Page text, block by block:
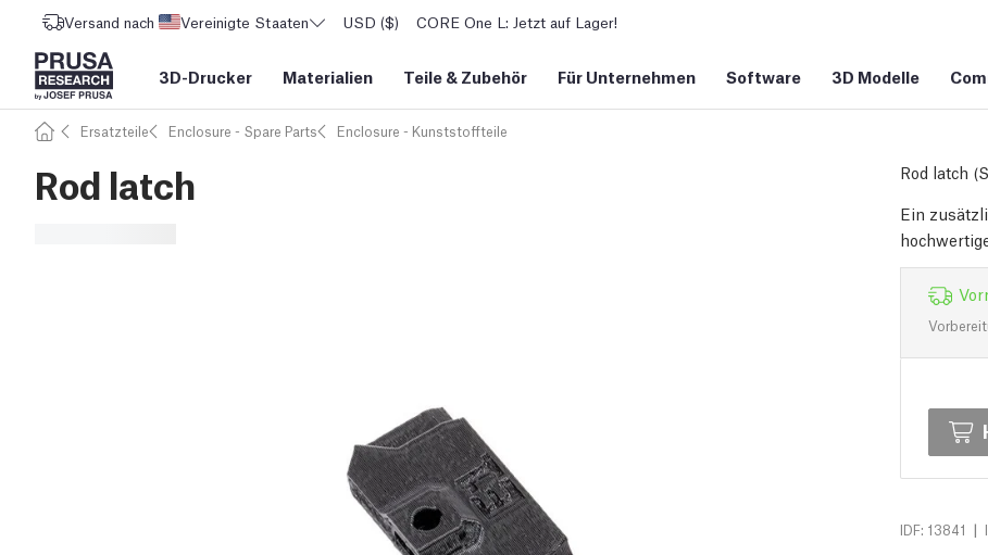
Versand nach Vereinigte Staaten USD ($) CORE One L: Jetzt auf Lager!
3D-Drucker Materialien Teile & Zubehör Für Unternehmen Software 3D Modelle
Ersatzteile Enclosure - Spare Parts Enclosure - Kunststoffteile
Rod latch
Rod latch
Ein
IDF: 13841 |